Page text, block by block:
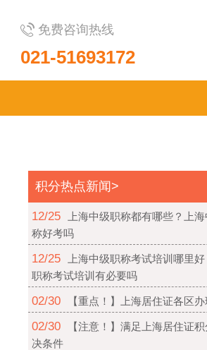
免费咨询热线
021-51693172
积分热点新闻>
12/25
上海中级职称都有哪些？上
称好考吗
12/25
上海中级职称考试培训哪里
职称考试培训有必要吗
02/30 【重点！】上海居住证各区
02/30
【注意！】满足上海居住证
决条件